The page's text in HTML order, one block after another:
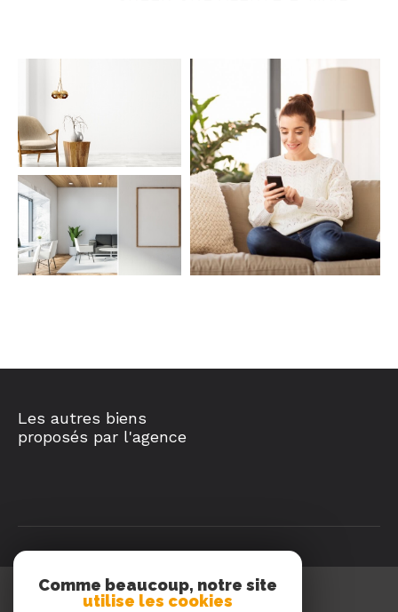
Les autres biens
proposés par l'agence
Queyras Immobilier
Comme beaucoup, notre site
utilise les cookies